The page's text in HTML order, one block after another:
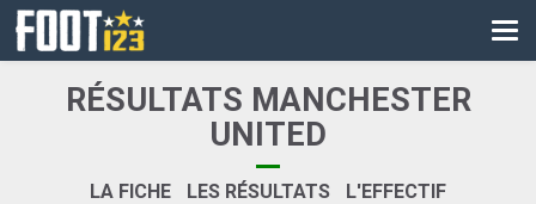
CM
RÉSULTATS MANCHESTER
UNITED
LA FICHE LES RÉSULTATS L'EFFECTIF